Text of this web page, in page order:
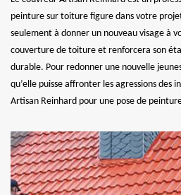
peinture sur toiture figure dans votre
seulement à donner un nouveau visage à
couverture de toiture et renforcera son
durable. Pour redonner une nouvelle
qu’elle puisse affronter les agressions des
Artisan Reinhard pour une pose de